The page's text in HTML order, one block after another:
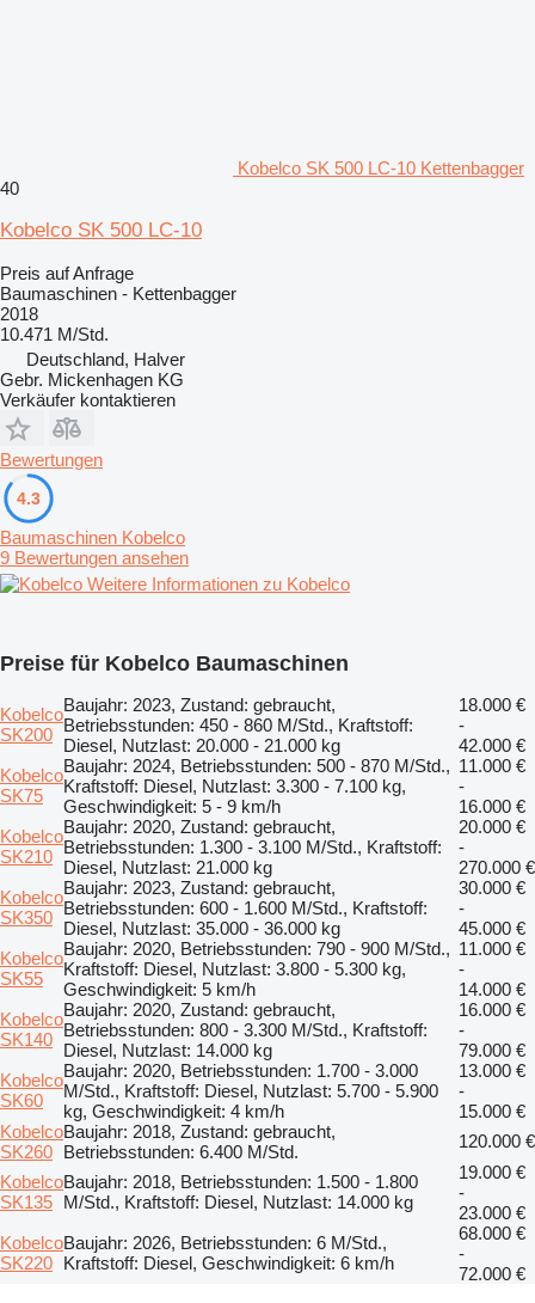
Kobelco SK 500 LC-10 Kettenbagger
40
Kobelco SK 500 LC-10
Preis auf Anfrage
Baumaschinen - Kettenbagger
2018
10.471 M/Std.
Deutschland, Halver
Gebr. Mickenhagen KG
Verkäufer kontaktieren
Bewertungen
4.3
Baumaschinen Kobelco
9 Bewertungen ansehen
Weitere Informationen zu Kobelco
Preise für Kobelco Baumaschinen
Kobelco
SK200
Baujahr: 2023, Zustand: gebraucht,
Betriebsstunden: 450 - 860 M/Std., Kraftstoff:
Diesel, Nutzlast: 20.000 - 21.000 kg
18.000 €
-
42.000 €
Kobelco
SK75
Baujahr: 2024, Betriebsstunden: 500 - 870 M/Std.,
Kraftstoff: Diesel, Nutzlast: 3.300 - 7.100 kg,
Geschwindigkeit: 5 - 9 km/h
11.000 €
-
16.000 €
Kobelco
SK210
Baujahr: 2020, Zustand: gebraucht,
Betriebsstunden: 1.300 - 3.100 M/Std., Kraftstoff:
Diesel, Nutzlast: 21.000 kg
20.000 €
-
270.000 €
Kobelco
SK350
Baujahr: 2023, Zustand: gebraucht,
Betriebsstunden: 600 - 1.600 M/Std., Kraftstoff:
Diesel, Nutzlast: 35.000 - 36.000 kg
30.000 €
-
45.000 €
Kobelco
SK55
Baujahr: 2020, Betriebsstunden: 790 - 900 M/Std.,
Kraftstoff: Diesel, Nutzlast: 3.800 - 5.300 kg,
Geschwindigkeit: 5 km/h
11.000 €
-
14.000 €
Kobelco
SK140
Baujahr: 2020, Zustand: gebraucht,
Betriebsstunden: 800 - 3.300 M/Std., Kraftstoff:
Diesel, Nutzlast: 14.000 kg
16.000 €
-
79.000 €
Kobelco
SK60
Baujahr: 2020, Betriebsstunden: 1.700 - 3.000
M/Std., Kraftstoff: Diesel, Nutzlast: 5.700 - 5.900
kg, Geschwindigkeit: 4 km/h
13.000 €
-
15.000 €
Kobelco
SK260
Baujahr: 2018, Zustand: gebraucht,
Betriebsstunden: 6.400 M/Std.
120.000 €
Kobelco
SK135
Baujahr: 2018, Betriebsstunden: 1.500 - 1.800
M/Std., Kraftstoff: Diesel, Nutzlast: 14.000 kg
19.000 €
-
23.000 €
Kobelco
SK220
Baujahr: 2026, Betriebsstunden: 6 M/Std.,
Kraftstoff: Diesel, Geschwindigkeit: 6 km/h
68.000 €
-
72.000 €